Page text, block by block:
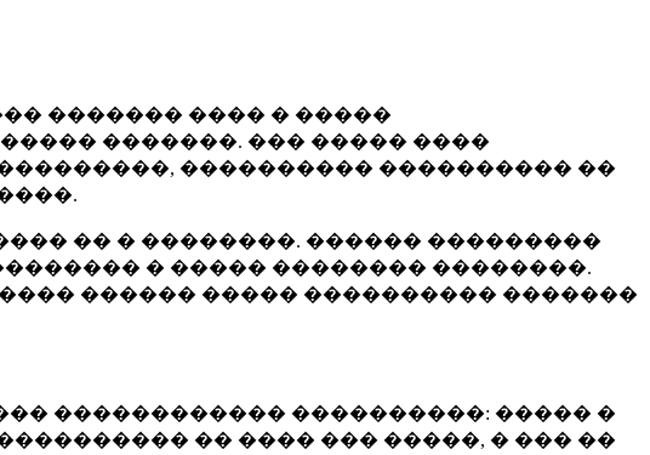
������� ���� � �����
�������. ��� ����� ����
���������� ���������� ��
�� � ��������. ������ ���������
� ����� �������� ��������.
������ ����� ���������� �������
������������ ����������: ����� �
�� ���� ��� �����, � ��� ��